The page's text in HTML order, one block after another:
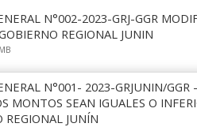
N°002-2023-GRJ-GGR
REGIONAL JUNIN
N°001- 2023-GRJUNIN/
MONTOS SEAN IGUALES O
REGIONAL JUNÍN